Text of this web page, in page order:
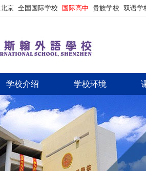
北京 全国国际学校 国际高中 贵族学校 双语学
学校介绍 学校环境